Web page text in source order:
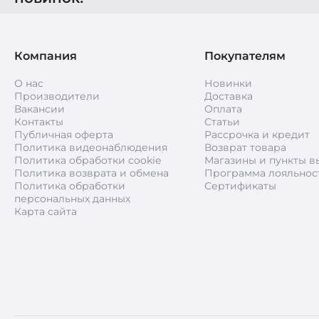
Компания
О нас
Производители
Вакансии
Контакты
Публичная оферта
Политика видеонаблюдения
Политика обработки cookie
Политика возврата и обмена
Политика обработки
персональных данных
Карта сайта
Покупателям
Новинки
Доставка
Оплата
Статьи
Рассрочка и кредит
Возврат товара
Магазины и пункты
Программа
Сертификаты